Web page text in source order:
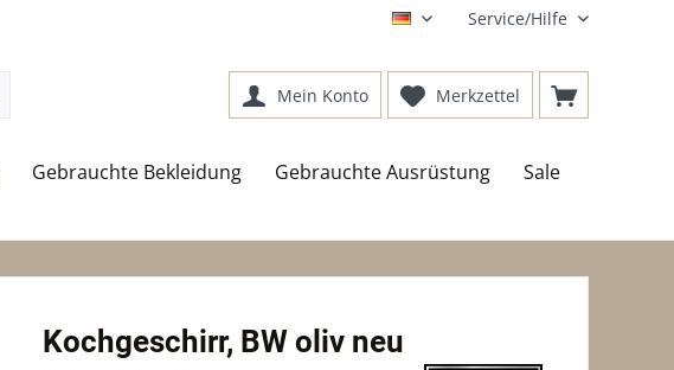
DE Service/Hilfe
Merkzettel
Mein Konto
Gebrauchte Bekleidung Gebrauchte Ausrüstung Sale
Kochgeschirr, BW oliv neu